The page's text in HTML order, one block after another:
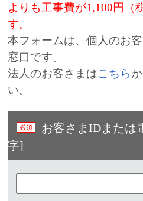
よりも工事費が1,100円（
す。
本フォームは、個人のお
窓口です。
法人のお客さまはこちら
い。
お客さまIDまた
字]​